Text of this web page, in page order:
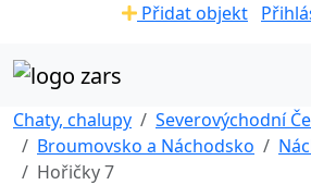
Přidat objekt
Chaty, chalupy
Severovýchodní
Broumovsko a Náchodsko
Hořičky 7